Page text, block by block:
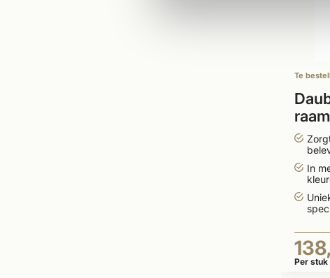
Te
In
Per stuk